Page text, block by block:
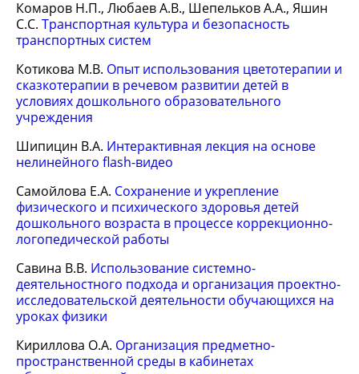
Комаров Н.П., Любаев А.В., Шепельков А.А., Яшин
С.С. Транспортная культура и безопасность
транспортных систем
Котикова М.В. Опыт использования цветотерапии и
сказкотерапии в речевом развитии детей в
условиях дошкольного образовательного
учреждения
Шипицин В.А. Интерактивная лекция на основе
нелинейного flash-видео
Самойлова Е.А. Сохранение и укрепление
физического и психического здоровья детей
дошкольного возраста в процессе коррекционно-
логопедической работы
Савина В.В. Использование системно-
деятельностного подхода и организация проектно-
исследовательской деятельности обучающихся на
уроках физики
Кириллова О.А. Организация предметно-
пространственной среды в кабинетах